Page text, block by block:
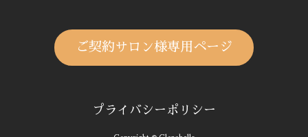
ご契約サロン様専用ページ
プライバシーポリシー